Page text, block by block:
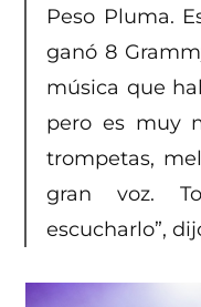
Peso Pluma.
ganó 8
música que
pero es muy
trompetas,
gran voz.
escucharlo”,